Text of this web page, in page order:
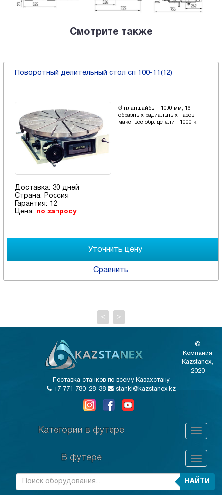
Смотрите также
Поворотный делительный стол сп 100-11(12)
Ø планшайбы - 1000 мм; 16 Т-
образных радиальных пазов;
макс. вес обр. детали - 1000 кг
Доставка: 30 дней
Страна:
Россия
Гарантия:
12
Цена:
по запросу
Сравнить
< >
©
Компания
Kazstanex,
2020
Поставка станков по всему Казахстану
+7 771 780-28-38
stanki@kazstanex.kz
Категории в футере
В футере
НАЙТИ